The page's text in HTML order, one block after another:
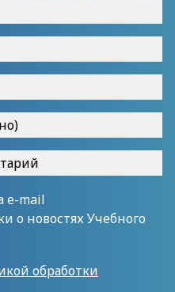
e-mail
о новостях Учебного
обработки